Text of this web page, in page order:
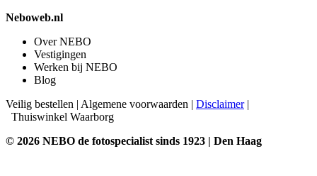
Neboweb.nl
Over NEBO
Vestigingen
Werken bij NEBO
Blog
Veilig bestellen | Algemene voorwaarden | Disclaimer|
Thuiswinkel Waarborg
© 2026 NEBO de fotospecialist sinds 1923 | Den Haag